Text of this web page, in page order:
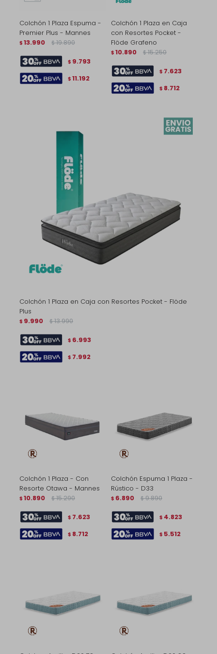
Colchón 1 Plaza Espuma -
Premier Plus - Mannes
$ 13.990 $ 19.890
$ 9.793
$ 11.192
Colchón 1 Plaza en Caja
con Resortes Pocket -
Flöde Grafeno
$ 10.890 $ 15.250
$ 7.623
$ 8.712
Colchón 1 Plaza en Caja con Resortes Pocket - Flöde
Plus
$ 9.990 $ 13.990
$ 6.993
$ 7.992
Colchón 1 Plaza - Con
Resorte Otawa - Mannes
$ 10.890 $ 15.290
$ 7.623
$ 8.712
Colchón Espuma 1 Plaza -
Rústico - D33
$ 6.890 $ 9.890
$ 4.823
$ 5.512